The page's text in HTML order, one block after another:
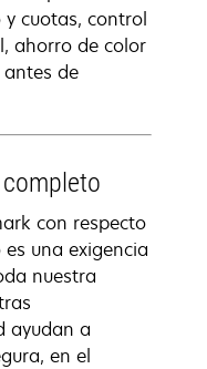
cuotas, control
ahorro de color
de
con respecto
una exigencia
nuestra
ayudan a
en el